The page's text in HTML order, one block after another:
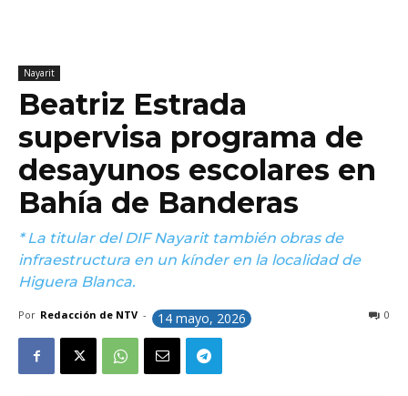
Nayarit
Beatriz Estrada
supervisa programa de
desayunos escolares en
Bahía de Banderas
* La titular del DIF Nayarit también obras de
infraestructura en un kínder en la localidad de
Higuera Blanca.
Por Redacción de NTV - 14 mayo, 2026 0